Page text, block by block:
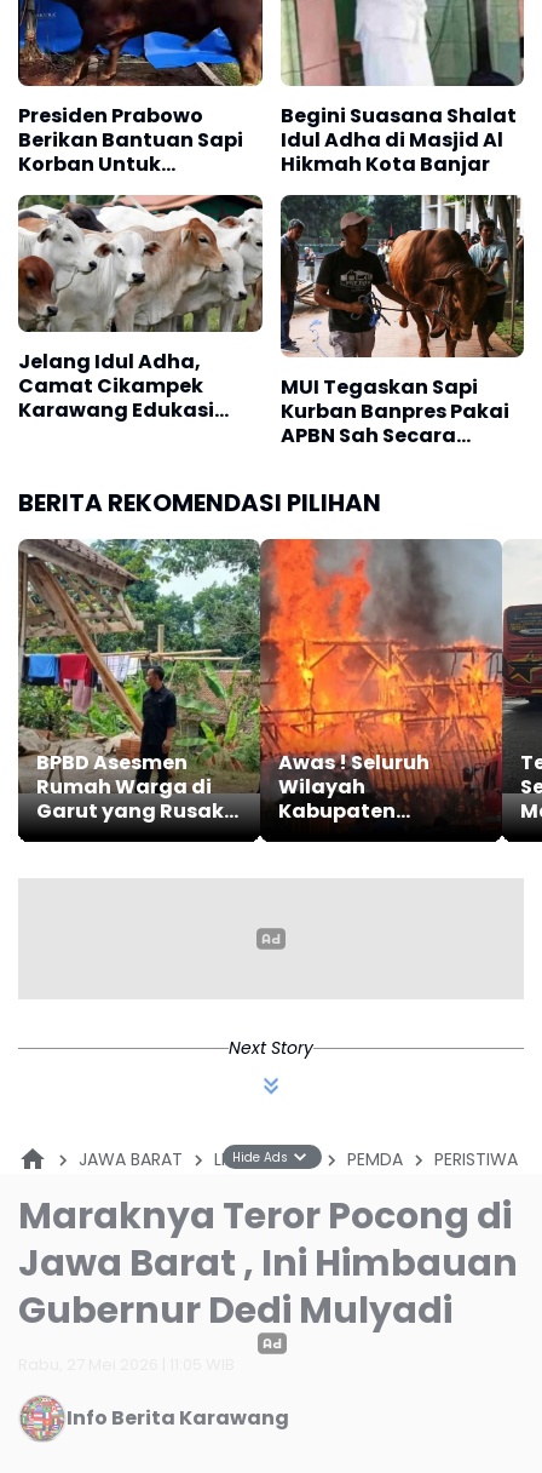
Presiden Prabowo
Berikan Bantuan Sapi
Korban Untuk
Ton
Begini Suasana Shalat
Idul Adha di Masjid Al
Hikmah Kota Banjar
Jelang Idul Adha,
Camat Cikampek
Karawang Edukasi
MUI Tegaskan Sapi
Kurban Banpres Pakai
APBN Sah Secara
BERITA REKOMENDASI PILIHAN
BPBD Asesmen
Rumah Warga di
Garut yang Rusak
Akibat Gempa
Awas ! Seluruh
Wilayah
Kabupaten
Karawang Masuk
Kuning Kebakaran
Penyusunan RISPK
Next Story
JAWA BARAT LINGKUNGAN PEMDA PERISTIWA
Maraknya Teror Pocong di
Jawa Barat , Ini Himbauan
Gubernur Dedi Mulyadi
Info Berita Karawang
Hide Ads